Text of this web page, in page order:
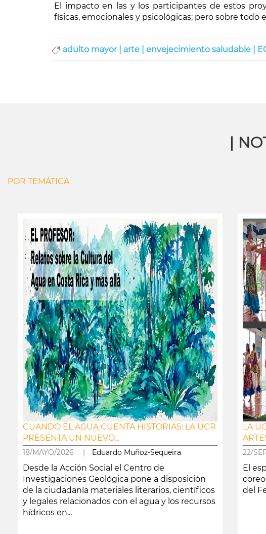
E l impacto en las y los participantes de estos
físicas, emocionales y psicológicas; pero sobre
adulto mayor | arte | envejecimiento saludable |
|
POR TEMÁTICA
CUANDO EL AGUA CUENTA HISTORIAS: LA UCR
PRESENTA UN NUEVO...
18/MAYO/2026 | Eduardo Muñoz-Sequeira
Desde la Acción Social el Centro de
Investigaciones Geológica pone a disposición
de la ciudadanía materiales literarios, científicos
y legales relacionados con el agua y los recursos
hídricos en...
LA
22/
El
del